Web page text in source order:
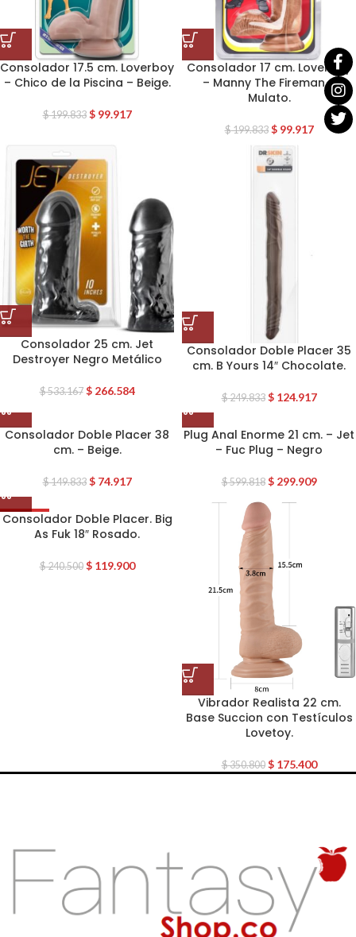
Consolador 17.5 cm. Loverboy
– Chico de la Piscina – Beige.
$199.833 $99.917
Consolador 17 cm. Loverboy
– Manny The Fireman –
Mulato.
$199.833 $99.917
Consolador 25 cm. Jet
Destroyer Negro Metálico
$533.167 $266.584
Consolador Doble Placer 35
cm. B Yours 14″ Chocolate.
$249.833 $124.917
Consolador Doble Placer 38
cm. – Beige.
$149.833 $74.917
Plug Anal Enorme 21 cm. – Jet
– Fuc Plug – Negro
$599.818 $299.909
OFERTA
Consolador Doble Placer. Big
As Fuk 18″ Rosado.
$240.500 $119.900
Vibrador Realista 22 cm.
Base Succion con Testículos
Lovetoy.
$350.800 $175.400